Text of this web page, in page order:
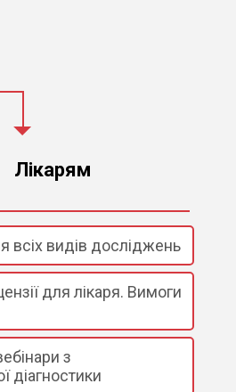
Лікарям
всіх видів досліджень
для лікаря. Вимоги
з
діагностики